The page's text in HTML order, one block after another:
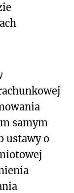
samym
ustawy o